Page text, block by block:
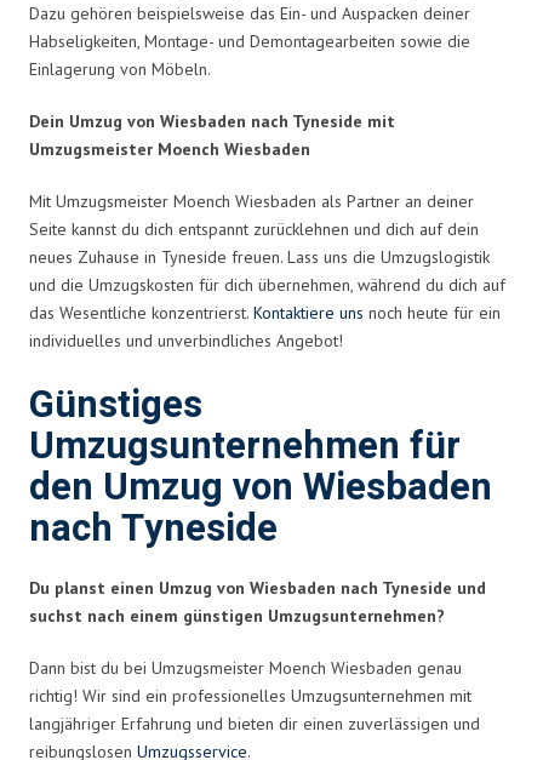
Dazu gehören beispielsweise das Ein- und Auspacken deiner
Habseligkeiten, Montage- und Demontagearbeiten sowie die
Einlagerung von Möbeln.
Dein Umzug von Wiesbaden nach Tyneside mit
Umzugsmeister Moench Wiesbaden
Mit Umzugsmeister Moench Wiesbaden als Partner an deiner
Seite kannst du dich entspannt zurücklehnen und dich auf dein
neues Zuhause in Tyneside freuen. Lass uns die Umzugslogistik
und die Umzugskosten für dich übernehmen, während du dich auf
das Wesentliche konzentrierst. Kontaktiere uns noch heute für ein
individuelles und unverbindliches Angebot!
Günstiges
Umzugsunternehmen für
den Umzug von Wiesbaden
nach Tyneside
Du planst einen Umzug von Wiesbaden nach Tyneside und
suchst nach einem günstigen Umzugsunternehmen?
Dann bist du bei Umzugsmeister Moench Wiesbaden genau
richtig! Wir sind ein professionelles Umzugsunternehmen mit
langjähriger Erfahrung und bieten dir einen zuverlässigen und
reibungslosen Umzugsservice.